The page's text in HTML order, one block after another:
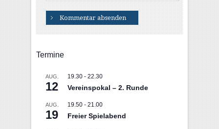
Termine
AUG.
12
19.30 - 22.30
Vereinspokal – 2. Runde
AUG.
19
19.50 - 21.00
Freier Spielabend